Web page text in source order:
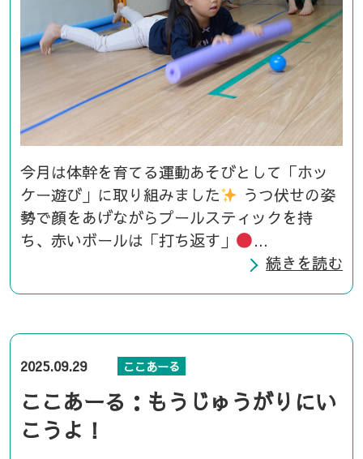
今月は体幹を育てる運動あそびとして「ホッ
ケー遊び」に取り組みました
うつ伏せの姿
勢で顔をあげながらプールスティックを持
ち、赤いボールは「打ち返す」
...
続きを読む
2025.09.29 ここあーる
ここあーる：もうじゅうがりにい
こうよ！